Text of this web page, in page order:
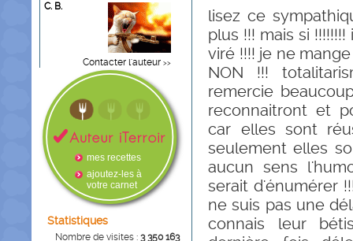
C. B.
Contacter l'auteur >>
mes recettes
ajoutez-les à
votre carnet
Statistiques
Nombre de visites : 3 350 163
lisez ce
plus !!! mais si
viré !!!! je ne
NON !!!
remercie
reconnaitront et
car elles sont
seulement elles
aucun sens
serait d'énumérer
ne suis pas une
connais leur